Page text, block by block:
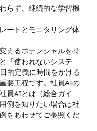
らず、継続的な学習機
ートとモニタリング体
えるポテンシャルを持
「使われないシステ
的定義に時間をかける
要工程です。社員AIの
社員AIとは（総合ガイ
例を知りたい場合は社
をあわせてご参照くだ